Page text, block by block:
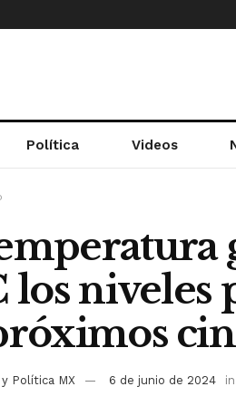
Política Videos
los
Política MX 6 de junio de 2024 in